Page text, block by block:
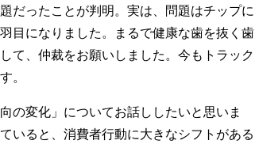
だったことが判明。実は、問題はチップに
目になりました。まるで健康な歯を抜く歯
て、仲裁をお願いしました。今もトラック
。
の変化」についてお話ししたいと思いま
いると、消費者行動に大きなシフトがある